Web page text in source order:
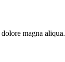
magna aliqua.